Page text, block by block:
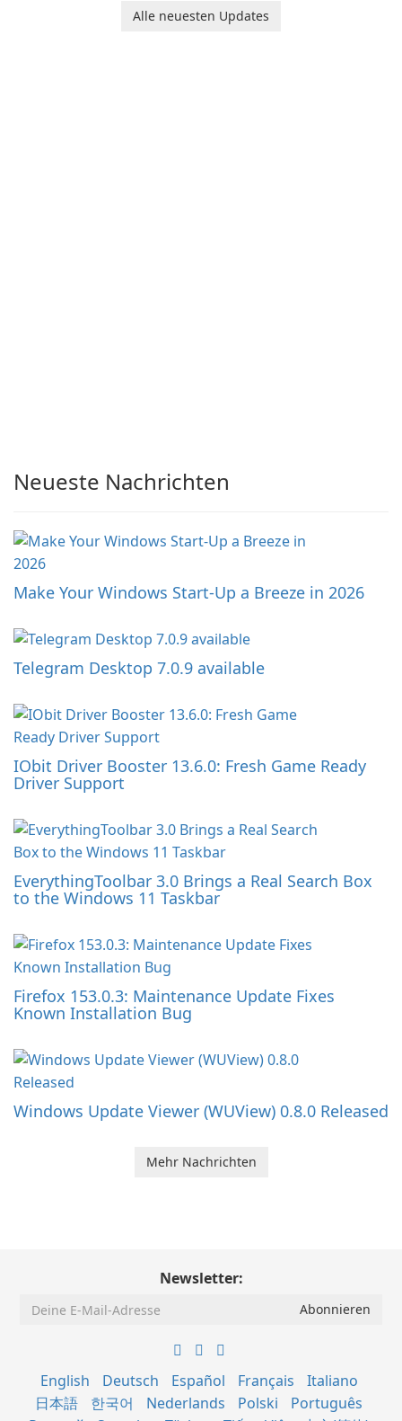
baby tracking, offering
users with robust
customization options for
Alle neuesten Updates
Neueste Nachrichten
Make Your Windows Start-Up a Breeze in 2026
Telegram Desktop 7.0.9 available
IObit Driver Booster 13.6.0: Fresh Game Ready
Driver Support
EverythingToolbar 3.0 Brings a Real Search Box
to the Windows 11 Taskbar
Firefox 153.0.3: Maintenance Update Fixes
Known Installation Bug
Windows Update Viewer (WUView) 0.8.0 Released
Mehr Nachrichten
Newsletter:
English Deutsch Español Français
Italiano
日本語
한국어 Nederlands Polski
Português